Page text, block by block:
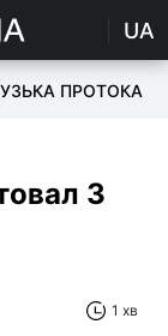
UA
ПРОТОКА
3
1 хв